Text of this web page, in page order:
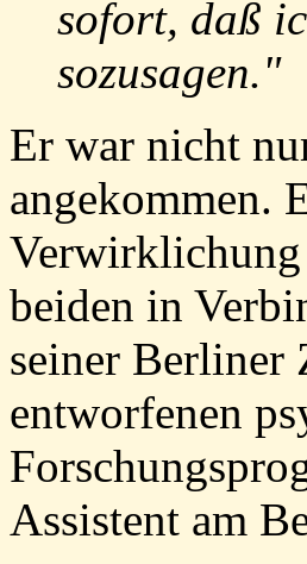
sofort, daß
sozusagen."
Er war nicht
angekommen.
Verwirklichung
beiden in
seiner Berliner
entworfenen
Assistent am